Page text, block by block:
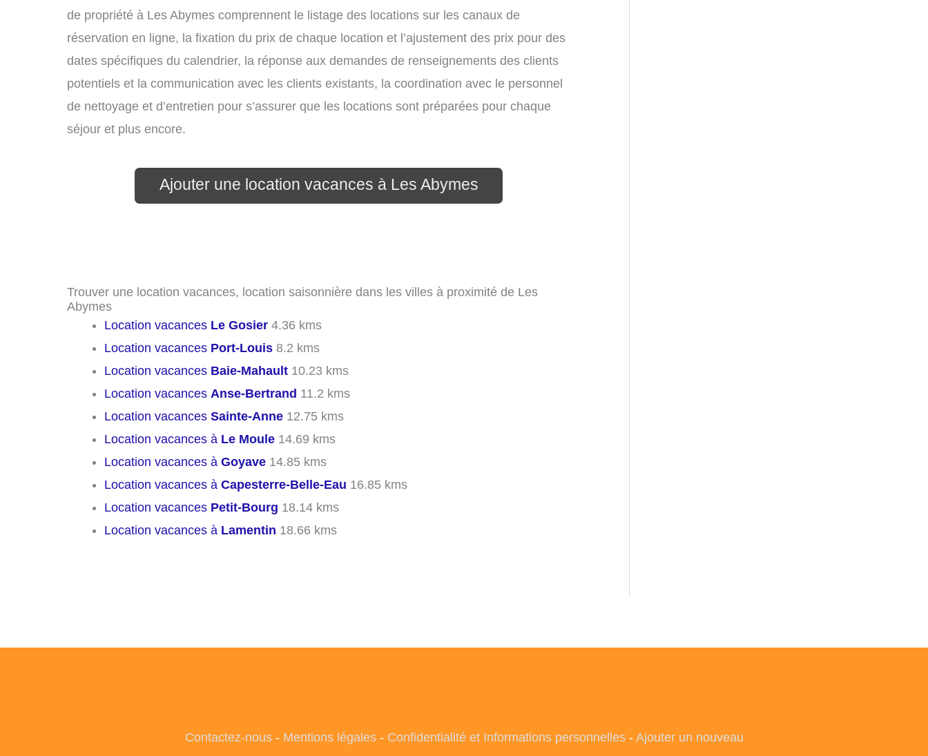
de propriété à Les Abymes comprennent le listage des locations sur les canaux de
réservation en ligne, la fixation du prix de chaque location et l’ajustement des prix pour des
dates spécifiques du calendrier, la réponse aux demandes de renseignements des clients
potentiels et la communication avec les clients existants, la coordination avec le personnel
de nettoyage et d’entretien pour s’assurer que les locations sont préparées pour chaque
séjour et plus encore.
Ajouter une location vacances à Les Abymes
Trouver une location vacances, location saisonnière dans les villes à proximité de Les
Abymes
Location vacances Le Gosier 4.36 kms
Location vacances Port-Louis 8.2 kms
Location vacances Baie-Mahault 10.23 kms
Location vacances Anse-Bertrand 11.2 kms
Location vacances Sainte-Anne 12.75 kms
Location vacances à Le Moule 14.69 kms
Location vacances à Goyave 14.85 kms
Location vacances à Capesterre-Belle-Eau 16.85 kms
Location vacances Petit-Bourg 18.14 kms
Location vacances à Lamentin 18.66 kms
Contactez-nous- Mentions légales- Confidentialité et Informations personnelles- Ajouter un nouveau